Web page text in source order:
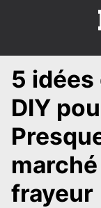
p
5
DIY
frayeur